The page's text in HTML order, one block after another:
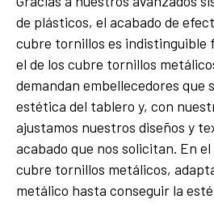
de plásticos, el acabado de
cubre tornillos es indistinguible
el de los cubre tornillos
demandan embellecedores que
estética del tablero y, con
ajustamos nuestros diseños y
acabado que nos solicitan. En
cubre tornillos metálicos,
metálico hasta conseguir la